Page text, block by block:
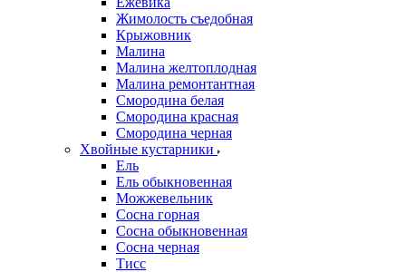
Жимолость съедобная
Крыжовник
Малина
Малина желтоплодная
Малина ремонтантная
Смородина белая
Смородина красная
Смородина черная
Хвойные кустарники
Ель
Ель обыкновенная
Можжевельник
Сосна горная
Сосна обыкновенная
Сосна черная
Тисс